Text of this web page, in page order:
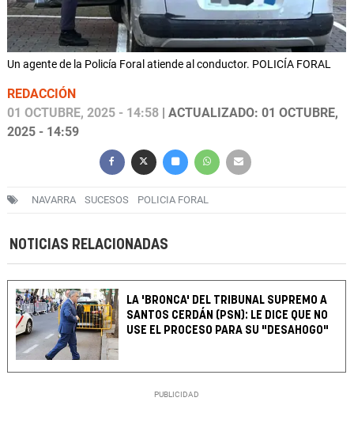
Un agente de la Policía Foral atiende al conductor. POLICÍA FORAL
REDACCIÓN
01 OCTUBRE, 2025 - 14:58 | ACTUALIZADO: 01 OCTUBRE,
2025 - 14:59
NAVARRA SUCESOS POLICIA FORAL
NOTICIAS RELACIONADAS
LA 'BRONCA' DEL TRIBUNAL SUPREMO A
SANTOS CERDÁN (PSN): LE DICE QUE NO
USE EL PROCESO PARA SU "DESAHOGO"